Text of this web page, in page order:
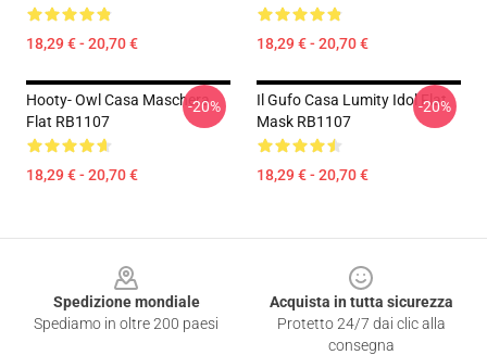
18,29 € - 20,70 € 18,29 € - 20,70 €
Hooty- Owl Casa Maschera
Flat RB1107
18,29 € - 20,70 €
-20%
Il Gufo Casa Lumity Idol Flat
Mask RB1107
18,29 € - 20,70 €
-20%
Spedizione mondiale
Spediamo in oltre 200 paesi
Acquista in tutta sicurezza
Protetto 24/7 dai clic alla
consegna